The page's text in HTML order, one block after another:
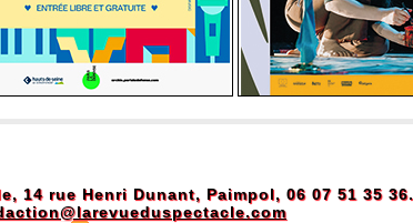
14 rue Henri Dunant, Paimpol, 06 07 51 35 36.